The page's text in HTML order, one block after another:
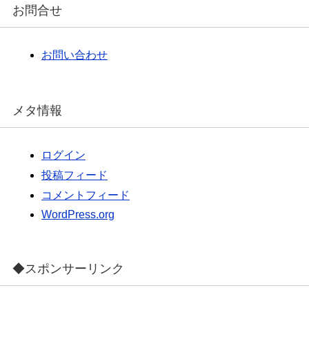
イ
お問合せ
お問い合わせ
メタ情報
ログイン
投稿フィード
コメントフィード
WordPress.org
◆スポンサーリンク